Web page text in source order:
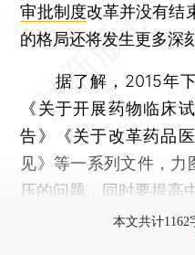
审批制度改革并没有结
的格局还将发生更多深
据了解，2015年下
《关于开展药物临床
告》《关于改革药品
见》等一系列文件，
压的问题，同时要提高
本文共计1162